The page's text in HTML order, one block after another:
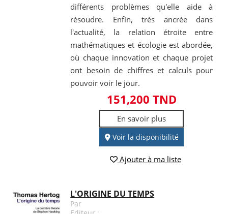
différents problèmes qu'elle aide à
résoudre. Enfin, très ancrée dans
l'actualité, la relation étroite entre
mathématiques et écologie est abordée,
où chaque innovation et chaque projet
ont besoin de chiffres et calculs pour
pouvoir voir le jour.
151,200 TND
En savoir plus
Voir la disponibilité
Ajouter à ma liste
L'ORIGINE DU TEMPS
Par